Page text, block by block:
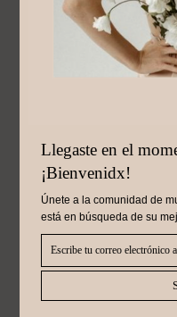
Enero 25, 2023
VIDA